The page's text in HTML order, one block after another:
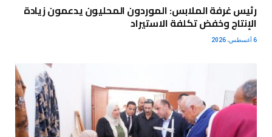
رئيس غرفة الملابس: الموردون المحليون يدعمون زيادة
الإنتاج وخفض تكلفة الاستيراد
6 أغسطس، 2026